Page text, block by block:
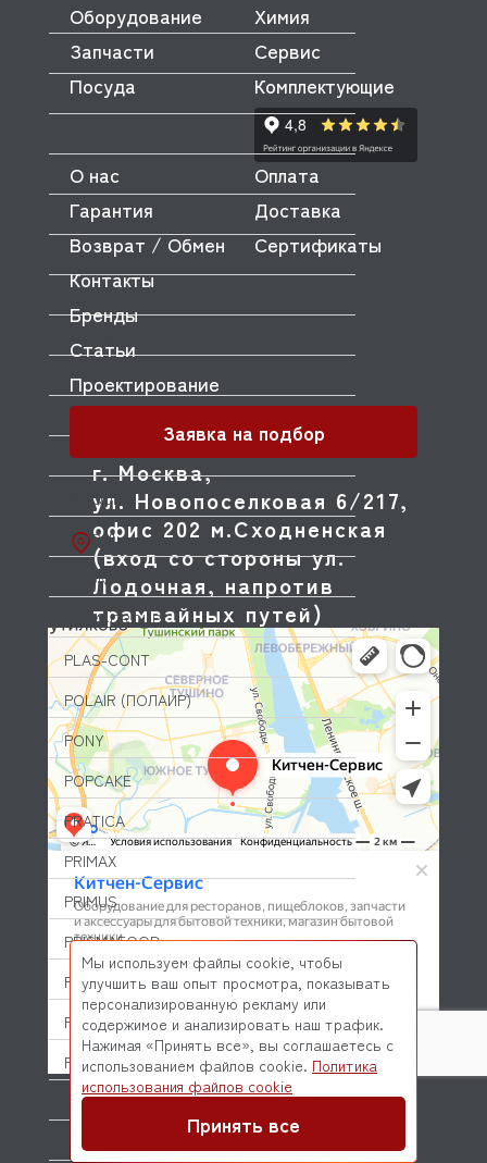
OEM
OLAB
OLIS
OMNIWASH
ORVED
OZTIRYAKILER
PACOJET
PARKER
PASQUINI
PAVONI
PIRON
PIZZA-GROUP
PLAS-CONT
POLAIR (ПОЛАИР)
PONY
POPCAKE
PRATICA
PRIMAX
PRIMUS
PRISMAFOOD
PROBAR
PRODIGY
PROFESSIONAL SPARES
PROHOTEL
PROXIMA (DR COFFEE)
г. Москва,
ул. Новопоселковая 6/217,
офис 202 м.Сходненская
(вход со стороны ул.
Лодочная, напротив
трамвайных путей)
Оборудование
Запчасти
Посуда
Химия
Сервис
Комплектующие
О нас
Оплата
Гарантия
Доставка
Возврат / Обмен
Сертификаты
Контакты
Бренды
Статьи
Проектирование
Заявка на подбор
© 2026 Kitchen-Service.com Интернет-магазин запчастей
и оборудования профессиональной кухни
Мы используем файлы cookie, чтобы
улучшить ваш опыт просмотра, показывать
персонализированную рекламу или
содержимое и анализировать наш трафик.
Нажимая «Принять все», вы соглашаетесь с
использованием файлов cookie. Политика
использования файлов cookie
Принять все